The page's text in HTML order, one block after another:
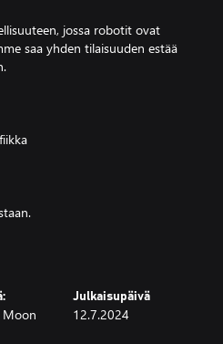
jossa robotit ovat
saa yhden tilaisuuden estää
Moon
Julkaisupäivä
12.7.2024